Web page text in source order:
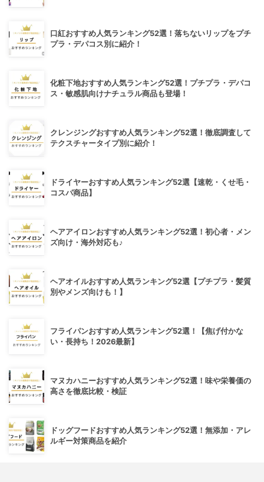
口紅おすすめ人気ランキング52選！落ちないリップをプチ
プラ・デパコス別に紹介！
化粧下地おすすめ人気ランキング52選！プチプラ・デパコ
ス・敏感肌向けナチュラル商品も登場！
クレンジングおすすめ人気ランキング52選！徹底調査して
テクスチャータイプ別に紹介！
ドライヤーおすすめ人気ランキング52選【速乾・くせ毛・
コスパ商品】
ヘアアイロンおすすめ人気ランキング52選！初心者・メン
ズ向け・海外対応も♪
ヘアオイルおすすめ人気ランキング52選【プチプラ・髪質
別やメンズ向けも！】
フライパンおすすめ人気ランキング52選！【焦げ付かな
い・長持ち！2026最新】
マヌカハニーおすすめ人気ランキング52選！味や栄養価の
高さを徹底比較・検証
ドッグフードおすすめ人気ランキング52選！無添加・アレ
ルギー対策商品を紹介